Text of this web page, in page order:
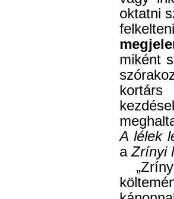
oktatni
miként
A lélek
aZrínyi